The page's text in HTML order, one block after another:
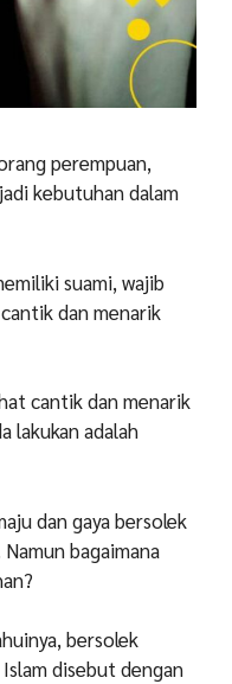
perempuan,
kebutuhan dalam
suami, wajib
dan menarik
cantik dan menarik
lakukan adalah
dan gaya bersolek
bagaimana
bersolek
disebut dengan